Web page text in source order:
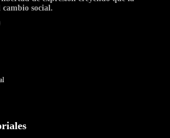
social.